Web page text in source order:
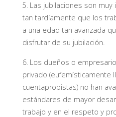
5. Las jubilaciones son
tan tardíamente que los
a una edad tan avanzada
disfrutar de su jubilación.
6. Los dueños o
privado (eufemísticamente
cuentapropistas) no han
estándares de mayor
trabajo y en el respeto y